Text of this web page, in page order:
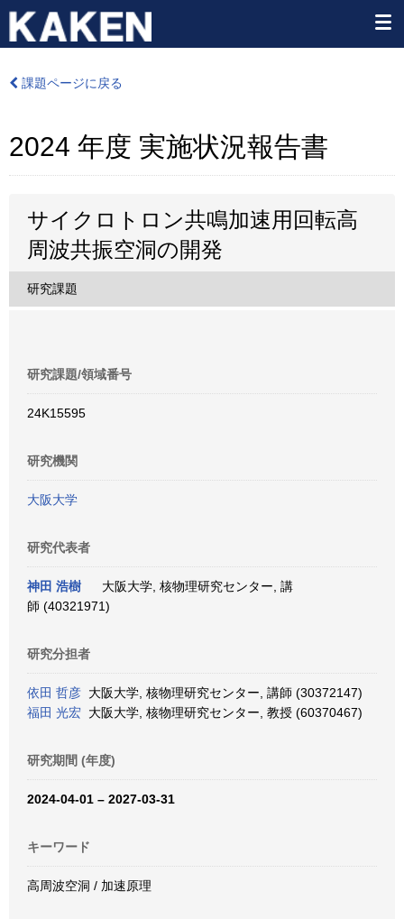
課題ページに戻る
2024 年度 実施状況報告書
サイクロトロン共鳴加速用回転高
周波共振空洞の開発
研究課題
研究課題/領域番号
24K15595
研究機関
大阪大学
研究代表者
神田 浩樹
大阪大学, 核物理研究センター, 講
師 (40321971)
研究分担者
依田 哲彦 大阪大学, 核物理研究センター, 講師 (30372147)
福田 光宏 大阪大学, 核物理研究センター, 教授 (60370467)
研究期間 (年度)
2024-04-01 – 2027-03-31
キーワード
高周波空洞 / 加速原理